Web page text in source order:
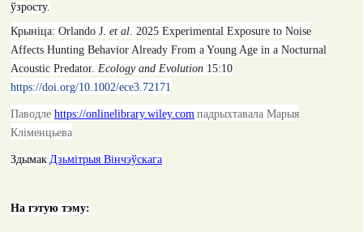
ўзросту.
Крыніца: Orlando J. et al. 2025 Experimental Exposure to Noise
Affects Hunting Behavior Already From a Young Age in a Nocturnal
Acoustic Predator. Ecology and Evolution15:10
https://doi.org/10.1002/ece3.72171
Паводле https://onlinelibrary.wiley.com падрыхтавала Марыя
Кліменцьева
Здымак Дзьмітрыя Вінчэўскага
На гэтую тэму: